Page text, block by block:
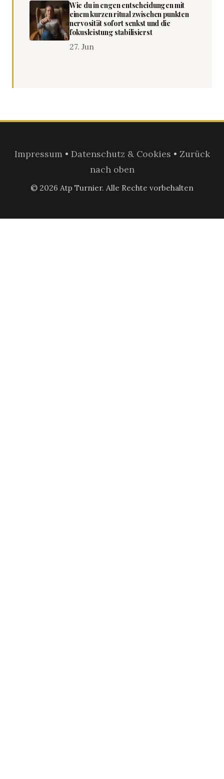
Wie du in engen entscheidungen mit
einem kurzen ritual zwischen punkten
nervosität sofort senkst und die
fokusleistung stabilisierst
27. Jun
Impressum• Datenschutz & Cookies • Zurück
nach oben
© 2026 Atp Turnier. Alle Rechte vorbehalten